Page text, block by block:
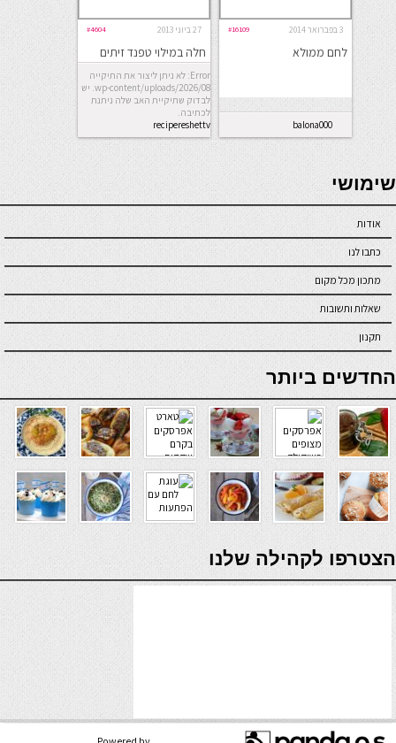
3 בפברואר 2014 #16109
לחם ממולא
balona000
27 ביוני 2013 #4604
חלה במילוי טפנד זיתים
ומוצרלה
Error: לא ניתן ליצור את התיקייה
wp-content/uploads/2026/08. יש
לבדוק שתיקיית האב שלה ניתנת
לכתיבה.
recipereshettv
seriöse online casinos österreich
שימושי
אודות
כתבו לנו
מתכון מכל מקום
שאלות ותשובות
תקנון
online casino
החדשים ביותר
verde casino
הצטרפו לקהילה שלנו